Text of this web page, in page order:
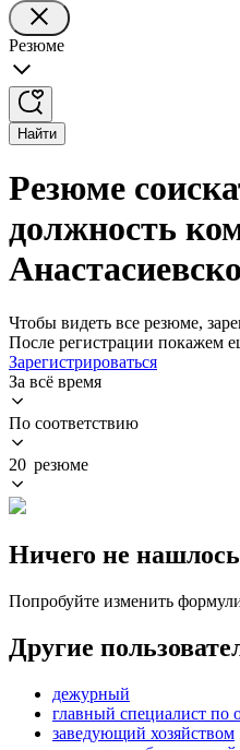
Резюме
Найти
Резюме
должность
Чтобы видеть все резюме,
После регистрации покажем
Зарегистрироваться
За всё время
По соответствию
20 резюме
Ничего не нашлось
Попробуйте изменить
Другие
дежурный
главный специалист по
заведующий хозяйством